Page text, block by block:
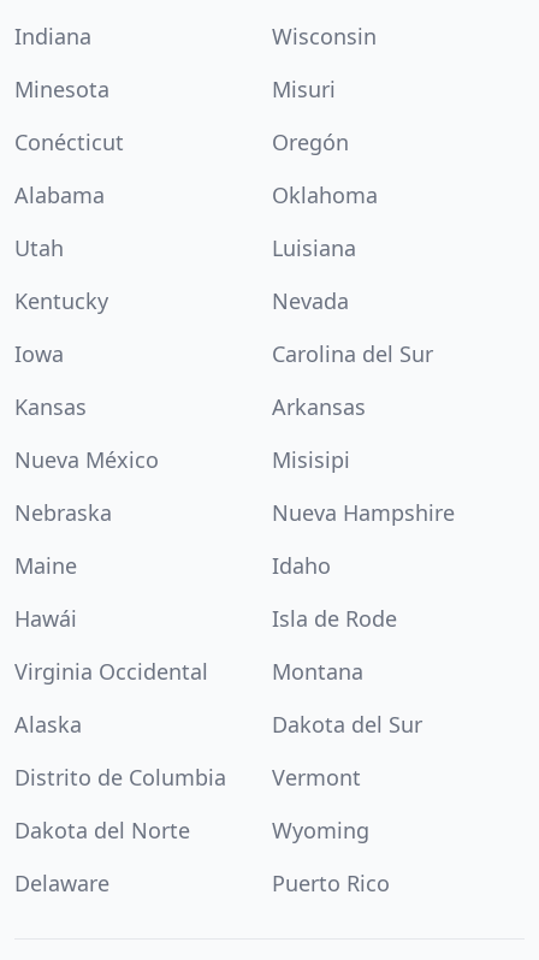
Indiana
Wisconsin
Minesota
Misuri
Conécticut
Oregón
Alabama
Oklahoma
Utah
Luisiana
Kentucky
Nevada
Iowa
Carolina del Sur
Kansas
Arkansas
Nueva México
Misisipi
Nebraska
Nueva Hampshire
Maine
Idaho
Hawái
Isla de Rode
Virginia Occidental
Montana
Alaska
Dakota del Sur
Distrito de Columbia
Vermont
Dakota del Norte
Wyoming
Delaware
Puerto Rico